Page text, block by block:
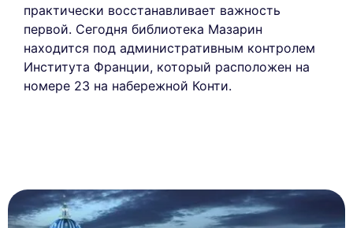
практически восстанавливает важность
первой. Сегодня библиотека Мазарин
находится под административным контролем
Института Франции, который расположен на
номере 23 на набережной Конти.